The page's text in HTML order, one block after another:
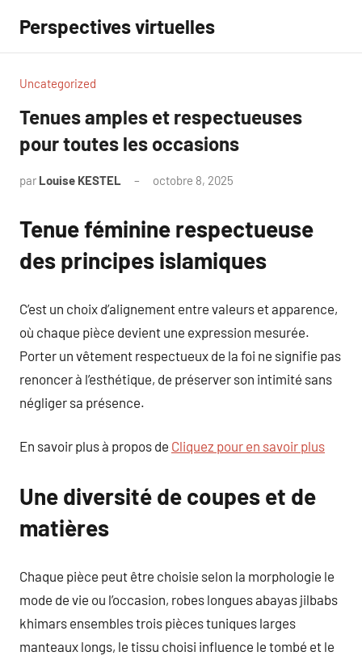
contenu
Perspectives virtuelles
Uncategorized
Tenues amples et respectueuses
pour toutes les occasions
par Louise KESTEL octobre 8, 2025
Tenue féminine respectueuse
des principes islamiques
C’est un choix d’alignement entre valeurs et apparence,
où chaque pièce devient une expression mesurée.
Porter un vêtement respectueux de la foi ne signifie pas
renoncer à l’esthétique, de préserver son intimité sans
négliger sa présence.
En savoir plus à propos de Cliquez pour en savoir plus
Une diversité de coupes et de
matières
Chaque pièce peut être choisie selon la morphologie le
mode de vie ou l’occasion, robes longues abayas jilbabs
khimars ensembles trois pièces tuniques larges
manteaux longs, le tissu choisi influence le tombé et le